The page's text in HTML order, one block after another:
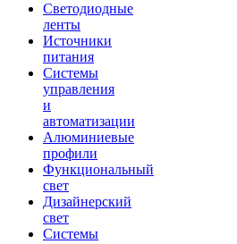
Светодиодные
ленты
Источники
питания
Системы
управления
и
автоматизации
Алюминиевые
профили
Функциональный
свет
Дизайнерский
свет
Системы